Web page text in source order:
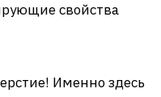
свойства
Именно здесь